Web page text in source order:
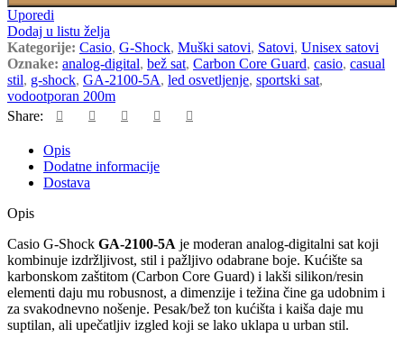
Uporedi
Dodaj u listu želja
Kategorije: Casio, G-Shock, Muški satovi, Satovi, Unisex satovi
Oznake: analog-digital, bež sat, Carbon Core Guard, casio, casual
stil, g-shock, GA-2100-5A, led osvetljenje, sportski sat,
vodootporan 200m
Share:
Opis
Dodatne informacije
Dostava
Opis
Casio G-Shock GA-2100-5A je moderan analog-digitalni sat koji
kombinuje izdržljivost, stil i pažljivo odabrane boje. Kućište sa
karbonskom zaštitom (Carbon Core Guard) i lakši silikon/resin
elementi daju mu robusnost, a dimenzije i težina čine ga udobnim i
za svakodnevno nošenje. Pesak/bež ton kućišta i kaiša daje mu
suptilan, ali upečatljiv izgled koji se lako uklapa u urban stil.